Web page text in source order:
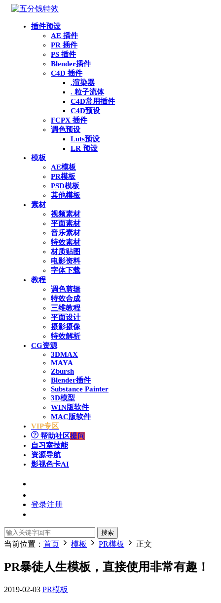
插件预设
AE 插件
PR 插件
PS 插件
Blender插件
C4D 插件
.渲染器
. 粒子流体
C4D常用插件
C4D预设
FCPX 插件
调色预设
Luts预设
LR 预设
模板
AE模板
PR模板
PSD模板
其他模板
素材
视频素材
平面素材
音乐素材
特效素材
材质贴图
电影资料
字体下载
教程
调色剪辑
特效合成
三维教程
平面设计
摄影摄像
特效解析
CG资源
3DMAX
MAYA
Zbursh
Blender插件
Substance Painter
3D模型
WIN版软件
MAC版软件
VIP专区
帮助社区提问
自习室技能
资源导航
影视色卡AI
登录注册
搜索
当前位置： 首页 模板 PR模板 正文
PR暴徒人生模板，直接使用非常有趣！
2019-02-03 PR模板